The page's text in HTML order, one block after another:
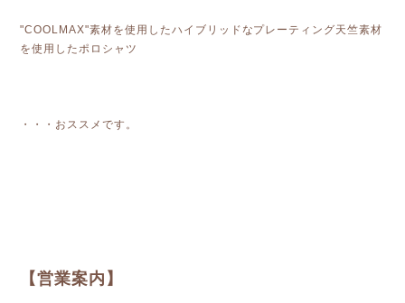
"COOLMAX"素材を使用したハイブリッドなプレーティング天竺素材
を使用したポロシャツ
・・・おススメです。
【営業案内】